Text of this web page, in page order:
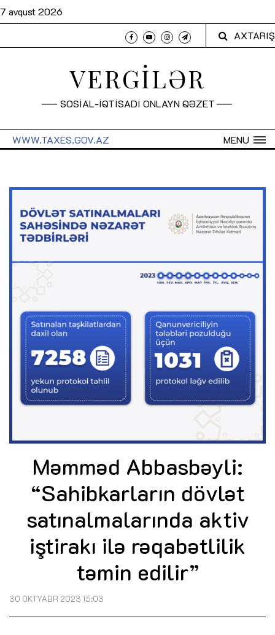
7 avqust 2026
AXTARIŞ
VERGİLƏR
SOSİAL-İQTİSADİ ONLAYN QƏZET
MENU
WWW.TAXES.GOV.AZ
Məmməd Abbasbəyli:
“Sahibkarların dövlət
satınalmalarında aktiv
iştirakı ilə rəqabətlilik
təmin edilir”
30 OKTYABR 2023 15:03